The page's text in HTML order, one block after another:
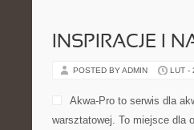
INSPIRACJE I
POSTED BY ADMIN LUT -
Akwa-Pro to serwis dla
warsztatowej. To miejsce dla